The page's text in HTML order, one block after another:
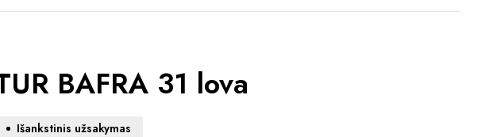
BAFRA 31 lova
Išankstinis užsakymas